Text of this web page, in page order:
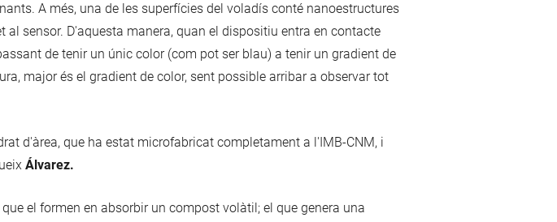
A més, una de les superfícies del voladís conté nanoestructures
sensor. D'aquesta manera, quan el dispositiu entra en contacte
de tenir un únic color (com pot ser blau) a tenir un gradient de
major és el gradient de color, sent possible arribar a observar tot
d'àrea, que ha estat microfabricat completament a l'IMB-CNM, i
Álvarez.
el formen en absorbir un compost volàtil; el que genera una